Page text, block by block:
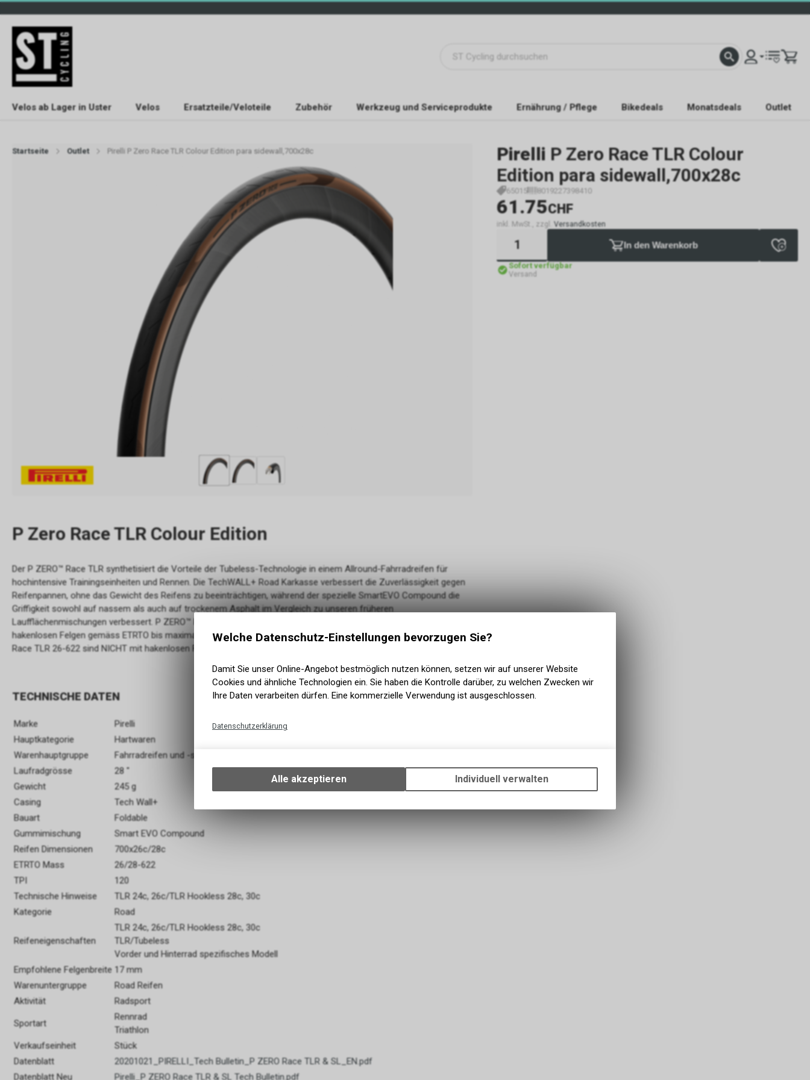
Velos ab Lager in Uster Velos Ersatzteile/Veloteile Zubehör Werkzeug und Serviceprodukte Ernährung / Pflege Bikedeals Monatsdeals Outlet
Startseite Outlet Pirelli P Zero Race TLR Colour Edition para sidewall,700x28c Pirelli P Zero Race TLR Colour
Edition para sidewall,700x28c
65015 8019227398410
61.75CHF
inkl. MwSt., zzgl. Versandkosten
In den Warenkorb
Sofort verfügbar
Versand
P Zero Race TLR Colour Edition
Der P ZERO™ Race TLR synthetisiert die Vorteile der Tubeless-Technologie in einem Allround-Fahrradreifen für
hochintensive Trainingseinheiten und Rennen. Die TechWALL+ Road Karkasse verbessert die Zuverlässigkeit gegen
Reifenpannen, ohne das Gewicht des Reifens zu beeinträchtigen, während der spezielle SmartEVO Compound die
Griffigkeit sowohl auf nassem als auch auf trockenem Asphalt im Vergleich zu unseren früheren
Laufflächenmischungen verbessert. P ZERO™ Race TLR 28-622 und P ZERO™ Race TLR 30-622 sind kompatibel mit
hakenlosen Felgen gemäss ETRTO bis maximal 5 bar/73 psi Reifendruck. P ZERO™ Race TLR 24-622 und P ZERO™
Race TLR 26-622 sind NICHT mit hakenlosen Felgen kompatibel.
TECHNISCHE DATEN
Marke
Pirelli
Hauptkategorie
Hartwaren
Warenhauptgruppe
Fahrradreifen und -schläuche
Laufradgrösse
28 "
Gewicht
245 g
Casing
Tech Wall+
Bauart
Foldable
Gummimischung
Smart EVO Compound
Reifen Dimensionen
700x26c/28c
ETRTO Mass
26/28-622
TPI
120
Technische Hinweise
TLR 24c, 26c/TLR Hookless 28c, 30c
Kategorie
Road
Reifeneigenschaften
TLR 24c, 26c/TLR Hookless 28c, 30c
TLR/Tubeless
Vorder und Hinterrad spezifisches Modell
Empfohlene Felgenbreite 17 mm
Warenuntergruppe
Road Reifen
Aktivität
Radsport
Sportart
Rennrad
Triathlon
Verkaufseinheit
Stück
Datenblatt
20201021_PIRELLI_Tech Bulletin_P ZERO Race TLR & SL_EN.pdf
Datenblatt Neu
Pirelli_P ZERO Race TLR & SL Tech Bulletin.pdf
Welche Datenschutz-Einstellungen bevorzugen Sie?
Damit Sie unser Online-Angebot bestmöglich nutzen können, setzen wir auf unserer Website
Cookies und ähnliche Technologien ein. Sie haben die Kontrolle darüber, zu welchen Zwecken wir
Ihre Daten verarbeiten dürfen. Eine kommerzielle Verwendung ist ausgeschlossen.
Datenschutzerklärung
Ihrem Gerät, um die grundlegenden Funktionen unseres Online-Angebots, wie die
Verwendung des Warenkorbs, zu ermöglichen. Bitte beachten Sie, dass die
zulassen.
Sie sind diejenigen, die Informationen über die Anzeigen sammeln, die den
Sie sammeln Informationen über das Surferlebnis des Benutzers im Geschäft,
Alle akzeptieren Individuell verwalten